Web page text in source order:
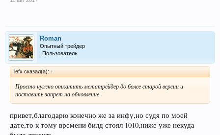
Roman
Опытный трейдер
Пользователь
lefx сказал(а): ↑
Просто нужно откатить метатрейдер до более старой версии и
поставить запрет на обновление
привет,благодарю конечно же за инфу,но судя по моей
дате,то к тому времени билд стоял 1010,ниже уже некуда